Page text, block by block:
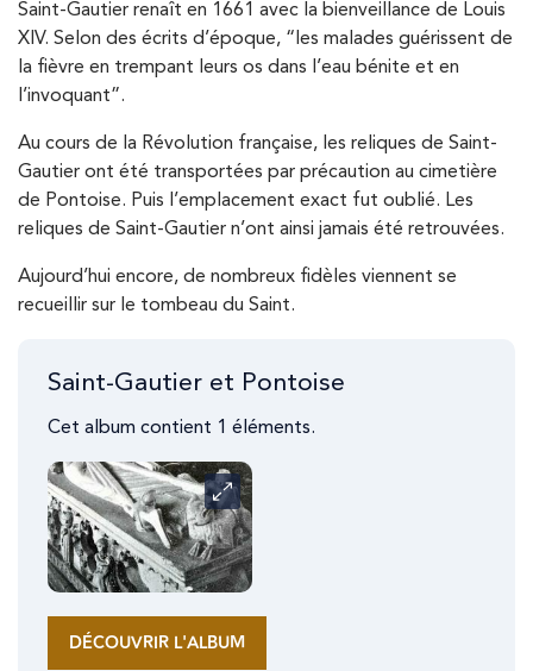
Saint-Gautier renaît en 1661 avec la bienveillance de Louis
XIV. Selon des écrits d’époque, “les malades guérissent de
la fièvre en trempant leurs os dans l’eau bénite et en
l’invoquant”.
Au cours de la Révolution française, les reliques de Saint-
Gautier ont été transportées par précaution au cimetière
de Pontoise. Puis l’emplacement exact fut oublié. Les
reliques de Saint-Gautier n’ont ainsi jamais été retrouvées.
Aujourd’hui encore, de nombreux fidèles viennent se
recueillir sur le tombeau du Saint.
Saint-Gautier et Pontoise
Cet album contient 1 éléments.
Carrousel
DÉCOUVRIR L'ALBUM